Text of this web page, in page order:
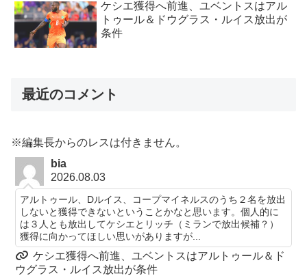
ケシエ獲得へ前進、ユベントスはアル
トゥール＆ドウグラス・ルイス放出が
条件
最近のコメント
※編集長からのレスは付きません。
bia
2026.08.03
アルトゥール、Dルイス、コープマイネルスのうち２名を放出
しないと獲得できないということかなと思います。個人的に
は３人とも放出してケシエとリッチ（ミランで放出候補？）
獲得に向かってほしい思いがありますが...
ケシエ獲得へ前進、ユベントスはアルトゥール＆ド
ウグラス・ルイス放出が条件